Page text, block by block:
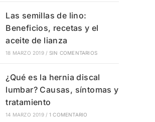
Las semillas de lino:
Beneficios, recetas y el
aceite de lianza
18 MARZO 2019 / SIN COMENTARIOS
¿Qué es la hernia discal
lumbar? Causas, síntomas y
tratamiento
14 MARZO 2019 / 1 COMENTARIO